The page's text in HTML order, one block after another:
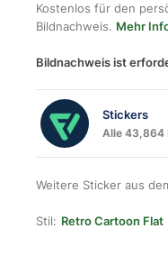
Kostenlos für den
Bildnachweis. Mehr
Bildnachweis ist
Stickers
Alle 43,864
Weitere Sticker aus
Stil: Retro Cartoon Flat